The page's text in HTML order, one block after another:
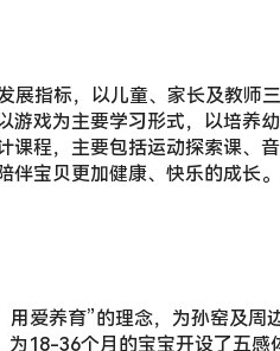
爱养育”的理念，为孙窑及周边
18-36个月的宝宝开设了五感体
习、；在此基础上为30-36个月